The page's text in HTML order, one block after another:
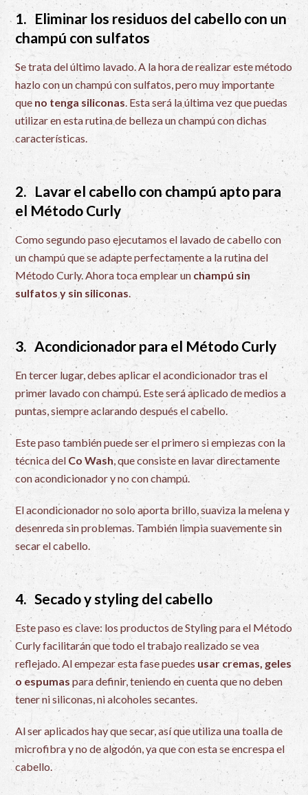
1. Eliminar los residuos del cabello con un
champú con sulfatos
Se trata del último lavado. A la hora de realizar este método
hazlo con un champú con sulfatos, pero muy importante
que no tenga siliconas. Esta será la última vez que puedas
utilizar en esta rutina de belleza un champú con dichas
características.
2. Lavar el cabello con champú apto para
el Método Curly
Como segundo paso ejecutamos el lavado de cabello con
un champú que se adapte perfectamente a la rutina del
Método Curly. Ahora toca emplear un champú sin
sulfatos y sin siliconas.
3. Acondicionador para el Método Curly
En tercer lugar, debes aplicar el acondicionador tras el
primer lavado con champú. Este será aplicado de medios a
puntas, siempre aclarando después el cabello.
Este paso también puede ser el primero si empiezas con la
técnica del Co Wash, que consiste en lavar directamente
con acondicionador y no con champú.
El acondicionador no solo aporta brillo, suaviza la melena y
desenreda sin problemas. También limpia suavemente sin
secar el cabello.
4. Secado y styling del cabello
Este paso es clave: los productos de Styling para el Método
Curly facilitarán que todo el trabajo realizado se vea
reflejado. Al empezar esta fase puedes usar cremas, geles
o espumaspara definir, teniendo en cuenta que no deben
tener ni siliconas, ni alcoholes secantes.
Al ser aplicados hay que secar, así que utiliza una toalla de
microfibra y no de algodón, ya que con esta se encrespa el
cabello.